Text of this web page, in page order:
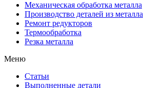
Механическая обработка металла
Производство деталей из металла
Ремонт редукторов
Термообработка
Резка металла
Меню
Статьи
Выполненные детали